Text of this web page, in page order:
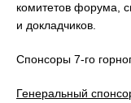
комитетов форума,
и докладчиков.
Спонсоры 7-го
Генеральный